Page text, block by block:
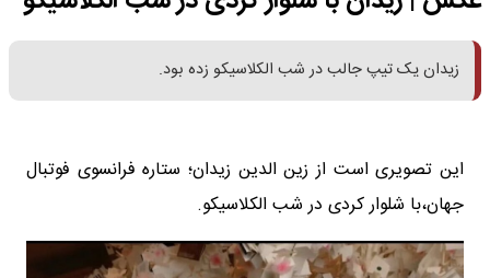
زیدان یک تیپ جالب در شب الکلاسیکو زده بود.
این تصویری است از زین الدین زیدان؛ ستاره فرانسوی فوتبال
جهان،با شلوار کردی در شب الکلاسیکو.